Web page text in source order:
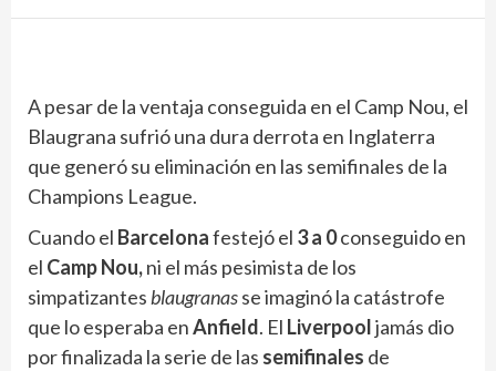
A pesar de la ventaja conseguida en el Camp Nou, el
Blaugrana sufrió una dura derrota en Inglaterra
que generó su eliminación en las semifinales de la
Champions League.
Cuando el Barcelonafestejó el 3 a 0conseguido en
el Camp Nou,ni el más pesimista de los
simpatizantes blaugranasse imaginó la catástrofe
que lo esperaba enAnfield. El Liverpooljamás dio
por finalizada la serie de las semifinales de